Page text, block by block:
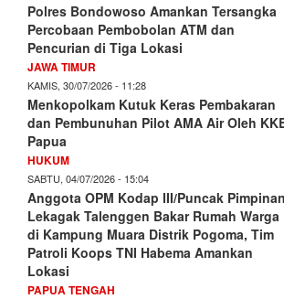
Polres Bondowoso Amankan Tersangka
Percobaan Pembobolan ATM dan
Pencurian di Tiga Lokasi
JAWA TIMUR
KAMIS, 30/07/2026 - 11:28
Menkopolkam Kutuk Keras Pembakaran
dan Pembunuhan Pilot AMA Air Oleh
Papua
HUKUM
SABTU, 04/07/2026 - 15:04
Anggota OPM Kodap III/Puncak Pimpinan
Lekagak Talenggen Bakar Rumah Warga
di Kampung Muara Distrik Pogoma, Tim
Patroli Koops TNI Habema Amankan
Lokasi
PAPUA TENGAH